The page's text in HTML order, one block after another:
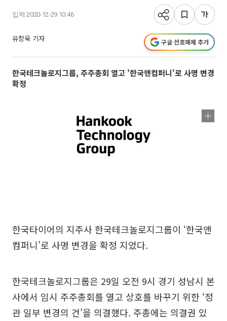
입력 2020-12-29 10:46
유창욱 기자 구글 선호매체 추가
한국테크놀로지그룹, 주주총회 열고 '한국앤컴퍼니'로 사명 변경
확정
한국타이어의 지주사 한국테크놀로지그룹이 ‘한국앤
컴퍼니’로 사명 변경을 확정 지었다.
한국테크놀로지그룹은 29일 오전 9시 경기 성남시 본
사에서 임시 주주총회를 열고 상호를 바꾸기 위한 ‘정
관 일부 변경의 건’을 의결했다. 주총에는 의결권 있